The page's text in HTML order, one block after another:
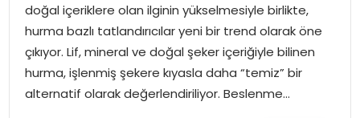
MAGAZIN
SPOR
YAŞAM
doğal içeriklere olan ilginin yükselmesiyle birlikte,
hurma bazlı tatlandırıcılar yeni bir trend olarak öne
çıkıyor. Lif, mineral ve doğal şeker içeriğiyle bilinen
hurma, işlenmiş şekere kıyasla daha “temiz” bir
alternatif olarak değerlendiriliyor. Beslenme…